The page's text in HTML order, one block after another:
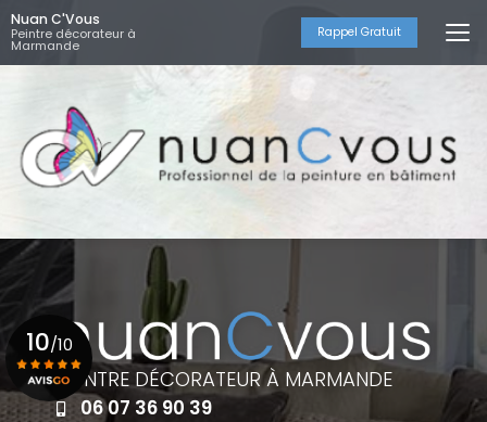
Aller
au
contenu
principal
Nuan C'Vous
Peintre décorateur à
Marmande
Rappel Gratuit
PEINTRE DÉCORATEUR À MARMANDE
06 07 36 90 39
10/10
Voir le certificat